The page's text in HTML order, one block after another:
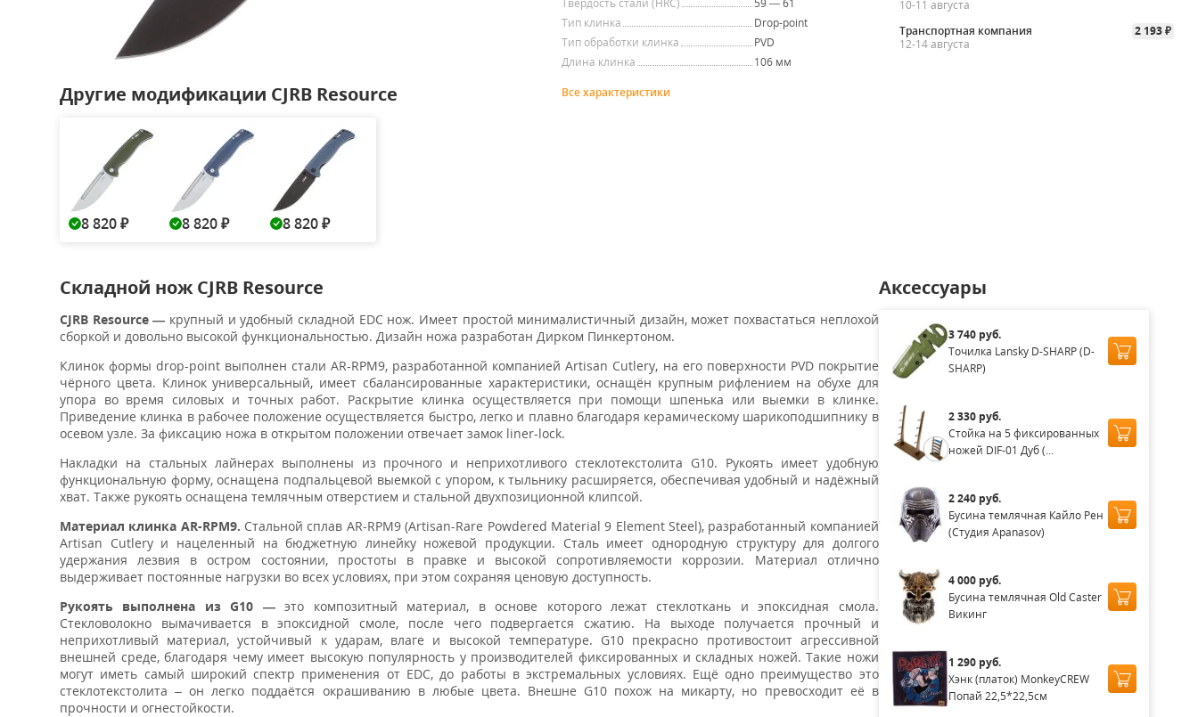
Другие модификации CJRB Resource
8 820 ₽ 8 820 ₽ 8 820 ₽
Твердость стали (HRC)
59 — 61
Тип клинка
Drop-point
Тип обработки клинка
PVD
Длина клинка
106 мм
Все характеристики
10-11 августа
Транспортная компания
2 193 ₽
12-14 августа
Складной нож CJRB Resource
CJRB Resource — крупный и удобный складной EDC нож. Имеет простой минималистичный дизайн, может похвастаться неплохой
сборкой и довольно высокой функциональностью. Дизайн ножа разработан Дирком Пинкертоном.
Клинок формы drop-point выполнен стали AR-RPM9, разработанной компанией Artisan Cutlery, на его поверхности PVD покрытие
чёрного цвета. Клинок универсальный, имеет сбалансированные характеристики, оснащён крупным рифлением на обухе для
упора во время силовых и точных работ. Раскрытие клинка осуществляется при помощи шпенька или выемки в клинке.
Приведение клинка в рабочее положение осуществляется быстро, легко и плавно благодаря керамическому шарикоподшипнику в
осевом узле. За фиксацию ножа в открытом положении отвечает замок liner-lock.
Накладки на стальных лайнерах выполнены из прочного и неприхотливого стеклотекстолита G10. Рукоять имеет удобную
функциональную форму, оснащена подпальцевой выемкой с упором, к тыльнику расширяется, обеспечивая удобный и надёжный
хват. Также рукоять оснащена темлячным отверстием и стальной двухпозиционной клипсой.
Материал клинка AR-RPM9. Стальной сплав AR-RPM9 (Artisan-Rare Powdered Material 9 Element Steel), разработанный компанией
Artisan Cutlery и нацеленный на бюджетную линейку ножевой продукции. Cталь имеет однородную структуру для долгого
удержания лезвия в остром состоянии, простоты в правке и высокой сопротивляемости коррозии. Материал отлично
выдерживает постоянные нагрузки во всех условиях, при этом сохраняя ценовую доступность.
Рукоять выполнена из G10 —это композитный материал, в основе которого лежат стеклоткань и эпоксидная смола.
Стекловолокно вымачивается в эпоксидной смоле, после чего подвергается сжатию. На выходе получается прочный и
неприхотливый материал, устойчивый к ударам, влаге и высокой температуре. G10 прекрасно противостоит агрессивной
внешней среде, благодаря чему имеет высокую популярность у производителей фиксированных и складных ножей. Такие ножи
могут иметь самый широкий спектр применения от EDC, до работы в экстремальных условиях. Ещё одно преимущество это
стеклотекстолита – он легко поддаётся окрашиванию в любые цвета. Внешне G10 похож на микарту, но превосходит её в
прочности и огнестойкости.
Аксессуары
3 740 руб.
Точилка Lansky D-SHARP (D-
SHARP)
2 330 руб.
Стойка на 5 фиксированных
ножей DIF-01 Дуб (...
2 240 руб.
Бусина темлячная Кайло Рен
(Студия Apanasov)
4 000 руб.
Бусина темлячная Old Caster
Викинг
1 290 руб.
Хэнк (платок) MonkeyCREW
Попай 22,5*22,5см